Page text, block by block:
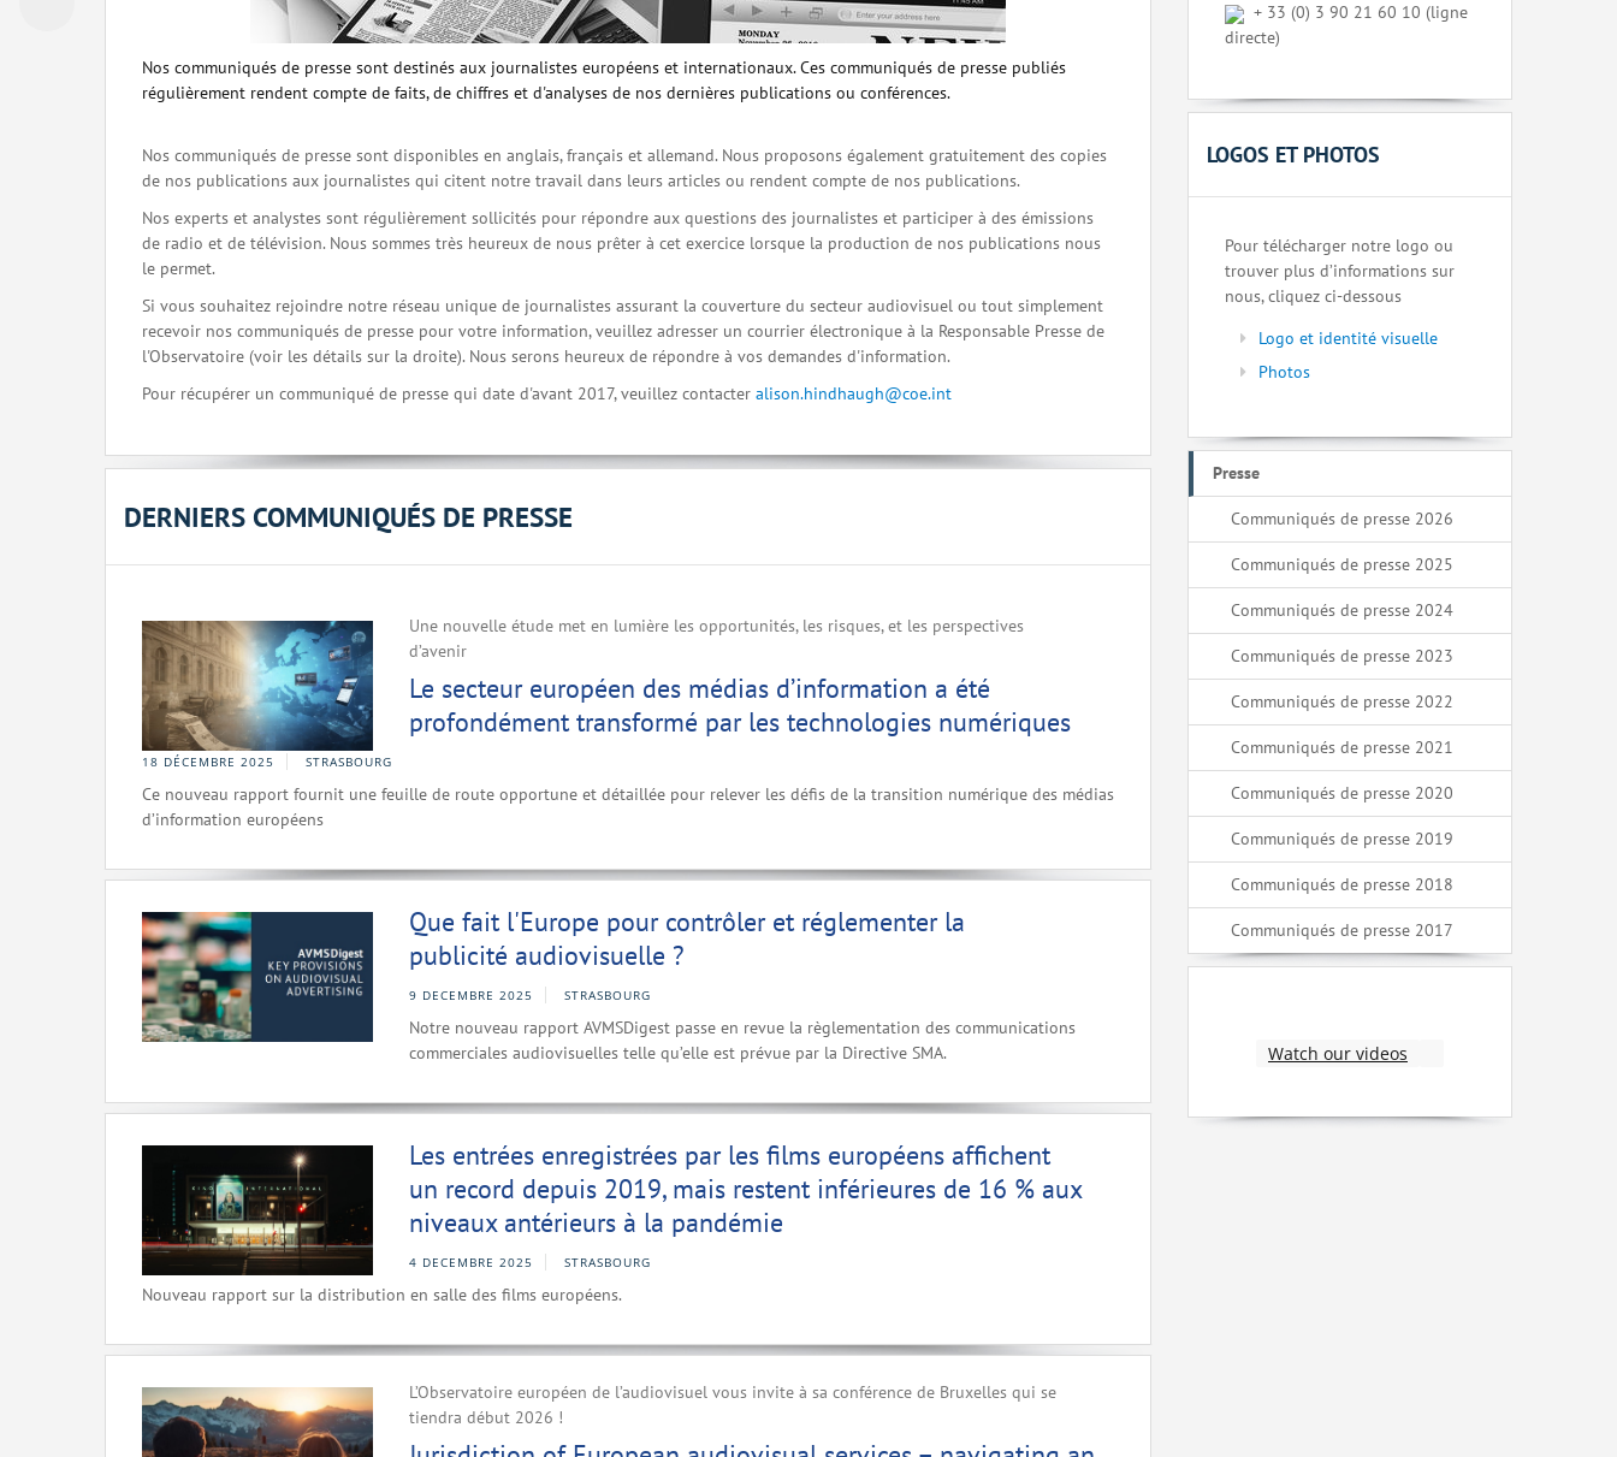
Nos communiqués de presse sont destinés aux journalistes européens et internationaux. Ces communiqués de presse publiés
régulièrement rendent compte de faits, de chiffres et d'analyses de nos dernières publications ou conférences.
Nos communiqués de presse sont disponibles en anglais, français et allemand. Nous proposons également gratuitement des copies
de nos publications aux journalistes qui citent notre travail dans leurs articles ou rendent compte de nos publications.
Nos experts et analystes sont régulièrement sollicités pour répondre aux questions des journalistes et participer à des émissions
de radio et de télévision. Nous sommes très heureux de nous prêter à cet exercice lorsque la production de nos publications nous
le permet.
Si vous souhaitez rejoindre notre réseau unique de journalistes assurant la couverture du secteur audiovisuel ou tout simplement
recevoir nos communiqués de presse pour votre information, veuillez adresser un courrier électronique à la Responsable Presse de
l'Observatoire (voir les détails sur la droite). Nous serons heureux de répondre à vos demandes d'information.
Pour récupérer un communiqué de presse qui date d'avant 2017, veuillez contacter alison.hindhaugh@coe.int
DERNIERS COMMUNIQUÉS DE PRESSE
Une nouvelle étude met en lumière les opportunités, les risques, et les perspectives
d’avenir
Le secteur européen des médias d’information a été
profondément transformé par les technologies numériques
18 DÉCEMBRE 2025 STRASBOURG
Ce nouveau rapport fournit une feuille de route opportune et détaillée pour relever les défis de la transition numérique des médias
d’information européens
Que fait l'Europe pour contrôler et réglementer la
publicité audiovisuelle ?
9 DECEMBRE 2025 STRASBOURG
Notre nouveau rapport AVMSDigest passe en revue la règlementation des communications
commerciales audiovisuelles telle qu’elle est prévue par la Directive SMA.
Les entrées enregistrées par les films européens affichent
un record depuis 2019, mais restent inférieures de 16 % aux
niveaux antérieurs à la pandémie
4 DECEMBRE 2025 STRASBOURG
Nouveau rapport sur la distribution en salle des films européens.
L’Observatoire européen de l’audiovisuel vous invite à sa conférence de Bruxelles qui se
tiendra début 2026 !
+ 33 (0) 3 90 21 60 10 (ligne
directe)
LOGOS ET PHOTOS
Pour télécharger notre logo ou
trouver plus d’informations sur
nous, cliquez ci-dessous
Logo et identité visuelle
Photos
Presse
Communiqués de presse 2026
Communiqués de presse 2025
Communiqués de presse 2024
Communiqués de presse 2023
Communiqués de presse 2022
Communiqués de presse 2021
Communiqués de presse 2020
Communiqués de presse 2019
Communiqués de presse 2018
Communiqués de presse 2017
Watch our videos